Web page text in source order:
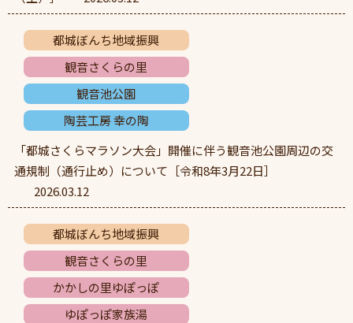
都城ぼんち地域振興
観音さくらの里
観音池公園
陶芸工房 幸の陶
「都城さくらマラソン大会」開催に伴う観音池公園周辺の交
通規制（通行止め）について［令和8年3月22日］
2026.03.12
都城ぼんち地域振興
観音さくらの里
かかしの里ゆぽっぽ
ゆぽっぽ家族湯